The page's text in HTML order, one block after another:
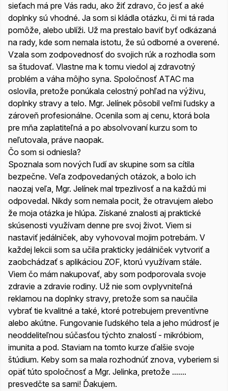
sieťach má pre Vás radu, ako žiť zdravo, čo jesť a aké
doplnky sú vhodné. Ja som si kládla otázku, či mi tá rada
pomôže, alebo ublíži. Už ma prestalo baviť byť odkázaná
na rady, kde som nemala istotu, že sú odborné a overené.
Vzala som zodpovednosť do svojich rúk a rozhodla som
sa študovať. Vlastne ma k tomu viedol aj zdravotný
problém a váha môjho syna. Spoločnosť ATAC ma
oslovila, pretože ponúkala celostný pohľad na výživu,
doplnky stravy a telo. Mgr. Jelínek pôsobil veľmi ľudsky a
zároveň profesionálne. Ocenila som aj cenu, ktorá bola
pre mňa zaplatiteľná a po absolvovaní kurzu som to
neľutovala, práve naopak.
Čo som si odniesla?
Spoznala som nových ľudí av skupine som sa cítila
bezpečne. Veľa zodpovedaných otázok, a bolo ich
naozaj veľa, Mgr. Jelínek mal trpezlivosť a na každú mi
odpovedal. Nikdy som nemala pocit, že otravujem alebo
že moja otázka je hlúpa. Získané znalosti aj praktické
skúsenosti využívam denne pre svoj život. Viem si
nastaviť jedálniček, aby vyhovoval mojim potrebám. V
každej lekcii som sa učila prakticky jedálniček vytvoriť a
zaobchádzať s aplikáciou ZOF, ktorú využívam stále.
Viem čo mám nakupovať, aby som podporovala svoje
zdravie a zdravie rodiny. Už nie som ovplyvniteľná
reklamou na doplnky stravy, pretože som sa naučila
vybrať tie kvalitné a také, ktoré potrebujem preventívne
alebo akútne. Fungovanie ľudského tela a jeho múdrosť je
neoddeliteľnou súčasťou týchto znalostí - mikróbiom,
imunita a pod. Staviam na tomto kurze ďalšie svoje
štúdium. Keby som sa mala rozhodnúť znova, vyberiem si
opäť túto spoločnosť a Mgr. Jelinka, pretože .......
presvedčte sa sami! Ďakujem.